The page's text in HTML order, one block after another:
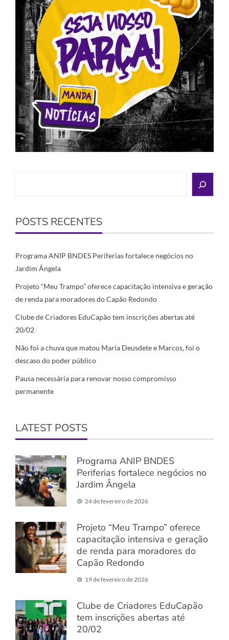
POSTS RECENTES
Programa ANIP BNDES Periferias fortalece negócios no
Jardim Ângela
Projeto “Meu Trampo” oferece capacitação intensiva e geração
de renda para moradores do Capão Redondo
Clube de Criadores EduCapão tem inscrições abertas até
20/02
Não foi a chuva que matou Maria Deusdete e Marcos, foi o
descaso do poder público
Pausa necessária para renovar nosso compromisso
permanente
LATEST POSTS
Programa ANIP BNDES
Periferias fortalece negócios no
Jardim Ângela
24 de fevereiro de 2026
Projeto “Meu Trampo” oferece
capacitação intensiva e geração
de renda para moradores do
Capão Redondo
19 de fevereiro de 2026
Clube de Criadores EduCapão
tem inscrições abertas até
20/02